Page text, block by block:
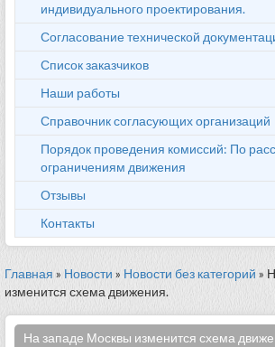
индивидуального проектирования.
Согласование технической
Список заказчиков
Наши работы
Справочник согласующих организаций
Порядок проведения комиссий: По
ограничениям движения
Отзывы
Контакты
Главная » Новости » Новости без категорий »
изменится схема движения.
На западе Москвы изменится схема